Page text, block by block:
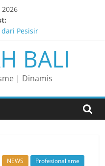
Pesisir
dan Membangun
Masa Depan
Dicintai Banyak Orang
BALI
| Dinamis
NEWS Profesionalisme